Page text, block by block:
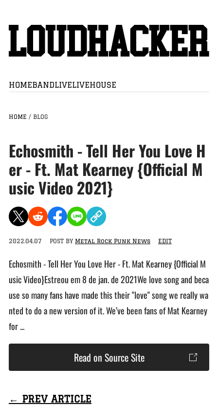
HOMEBANDLIVELIVEHOUSE
HOME / BLOG
Echosmith - Tell Her You Love H
er - Ft. Mat Kearney {Official M
usic Video 2021}
2022.04.07 POST BY Metal Rock Punk News EDIT
Echosmith - Tell Her You Love Her - Ft. Mat Kearney {Official M
usic Video}Estreou em 8 de jan. de 2021We love song and beca
use so many fans have made this their "love" song we really wa
nted to do a new version of it. We’ve been fans of Mat Kearney
for ...
Read on Source Site
← PREV ARTICLE